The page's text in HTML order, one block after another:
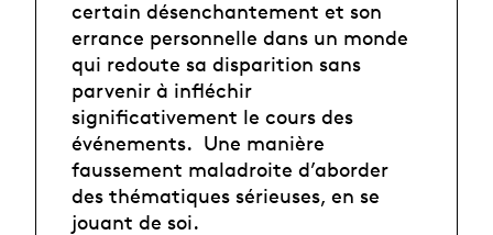
certain désenchantement et son
errance personnelle dans un monde
qui redoute sa disparition sans
parvenir à infléchir
significativement le cours des
événements. Une manière
faussement maladroite d’aborder
des thématiques sérieuses, en se
jouant de soi.